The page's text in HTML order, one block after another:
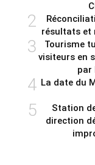
2
résultats et
3
Tourisme
visiteurs en
par
4 La date du
5
Station
direction